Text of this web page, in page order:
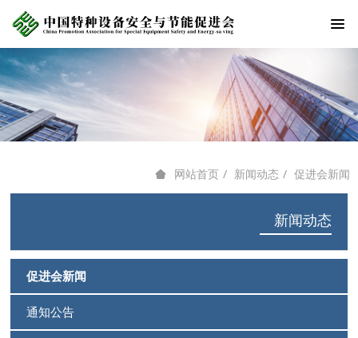
新闻动态
促进会新闻
通知公告
网站首页 新闻动态 促进会新闻